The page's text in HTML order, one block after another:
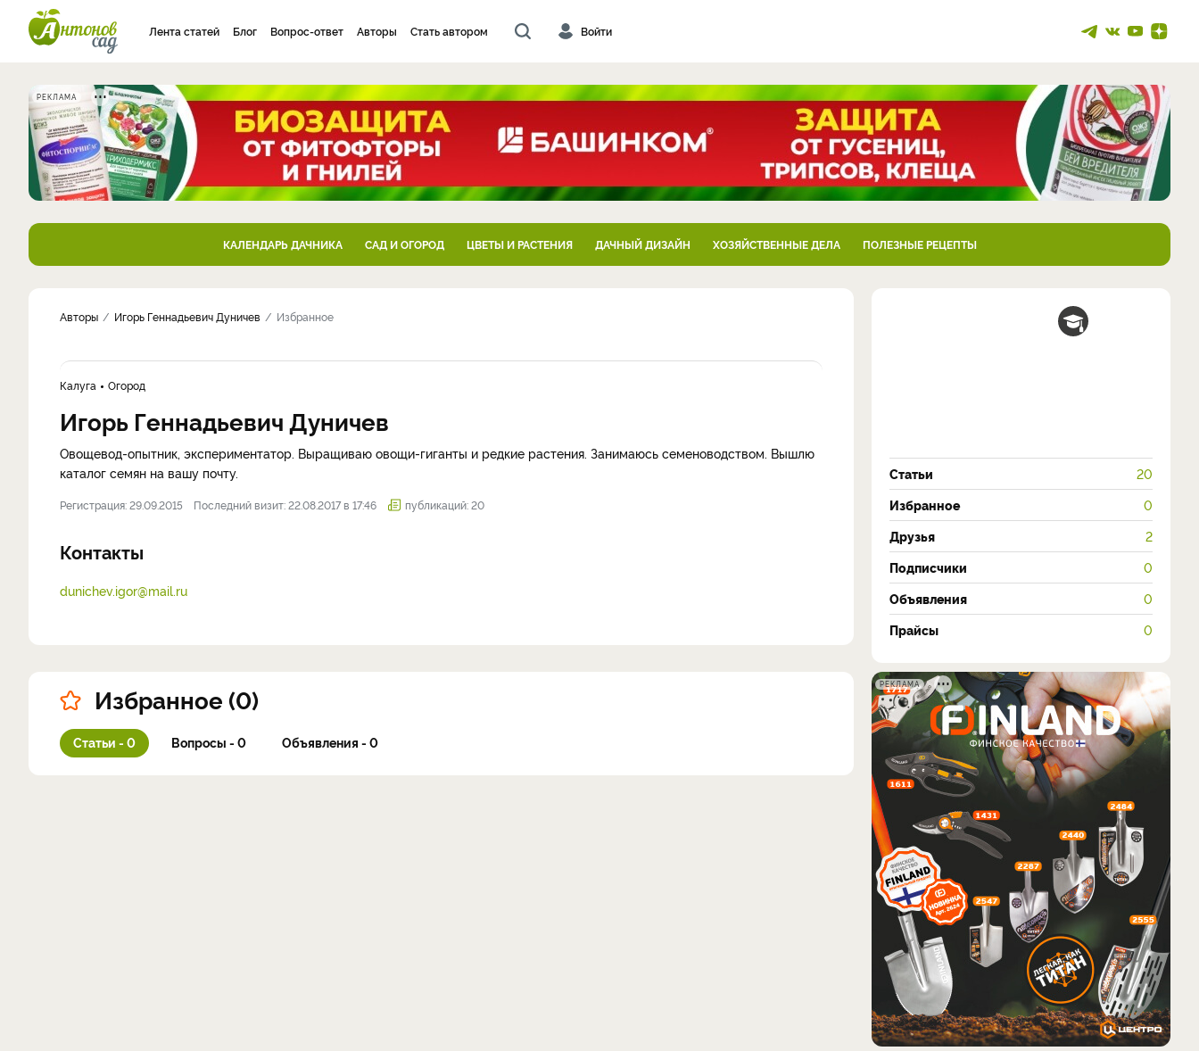
Лента статей Блог Вопрос-ответ Авторы Стать автором Войти
РЕКЛАМА
КАЛЕНДАРЬ ДАЧНИКА САД И ОГОРОД ЦВЕТЫ И РАСТЕНИЯ ДАЧНЫЙ ДИЗАЙН ХОЗЯЙСТВЕННЫЕ ДЕЛА ПОЛЕЗНЫЕ РЕЦЕПТЫ
Авторы Игорь Геннадьевич Дуничев Избранное
Калуга Огород
Игорь Геннадьевич Дуничев
Овощевод-опытник, экспериментатор. Выращиваю овощи-гиганты и редкие растения. Занимаюсь семеноводством. Вышлю
каталог семян на вашу почту.
Регистрация: 29.09.2015 Последний визит: 22.08.2017 в 17:46 публикаций: 20
Контакты
dunichev.igor@mail.ru
Избранное (0)
Статьи - 0 Вопросы - 0 Объявления - 0
Статьи 20
Избранное 0
Друзья 2
Подписчики 0
Объявления 0
Прайсы 0
РЕКЛАМА